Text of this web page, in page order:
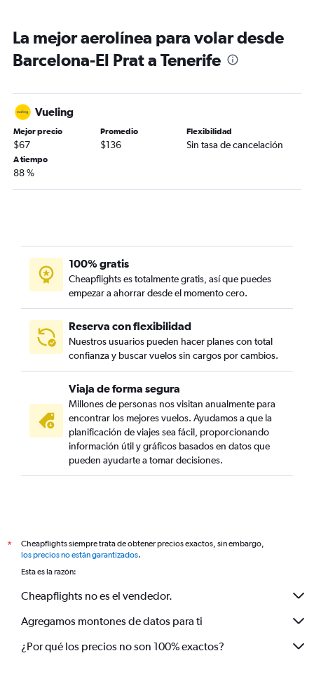
La mejor aerolínea para volar desde
Barcelona-El Prat a Tenerife
Vueling
Mejor precio
$67
Promedio
$136
Flexibilidad
Sin tasa de cancelación
A tiempo
88 %
100% gratis
Cheapflights es totalmente gratis, así que puedes
empezar a ahorrar desde el momento cero.
Reserva con flexibilidad
Nuestros usuarios pueden hacer planes con total
confianza y buscar vuelos sin cargos por cambios.
Viaja de forma segura
Millones de personas nos visitan anualmente para
encontrar los mejores vuelos. Ayudamos a que la
planificación de viajes sea fácil, proporcionando
información útil y gráficos basados en datos que
pueden ayudarte a tomar decisiones.
*
Cheapflights siempre trata de obtener precios exactos, sin embargo,
los precios no están garantizados.
Esta es la razón:
Cheapflights no es el vendedor.
Agregamos montones de datos para ti
¿Por qué los precios no son 100% exactos?